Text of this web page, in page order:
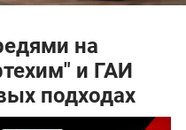
на
и ГАИ
подходах